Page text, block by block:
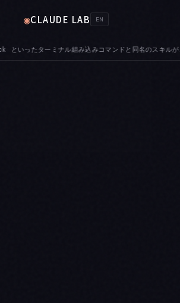
◉CLAUDE LAB EN
マンドと同名のスキルが、非対話セッションで呼び